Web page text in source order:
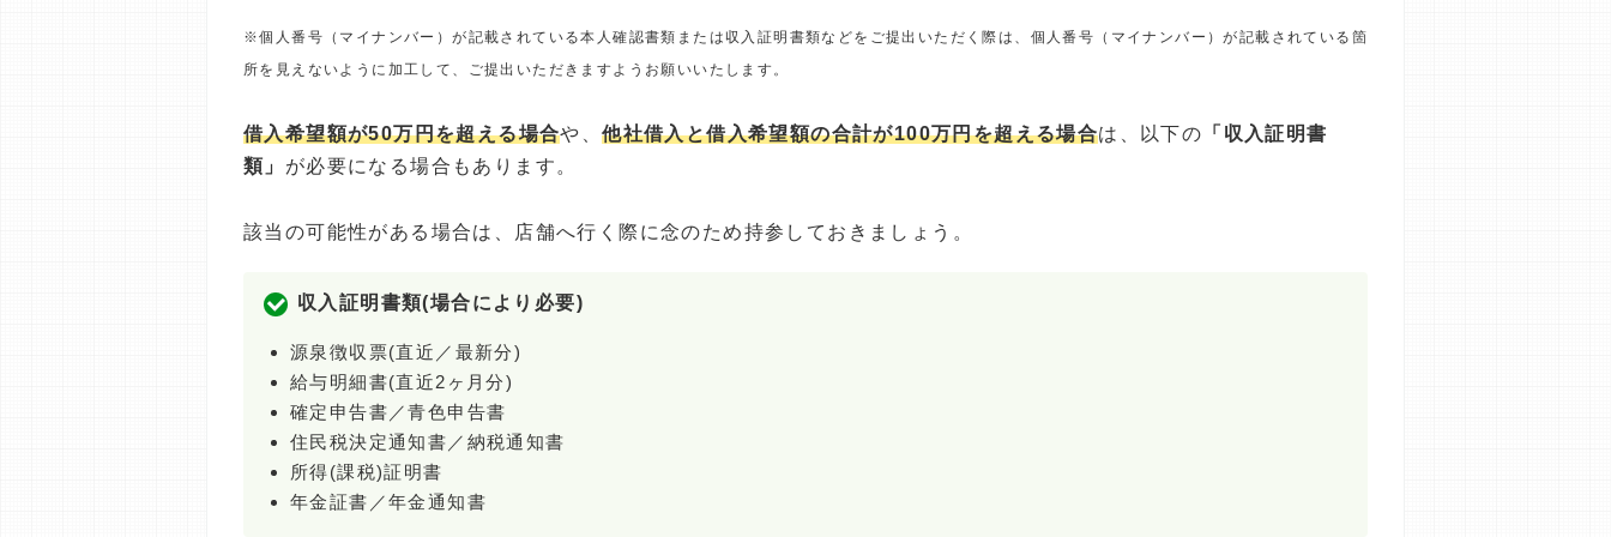
※個人番号（マイナンバー）が記載されている本人確認書類または収入証明書類などをご提出いただく際は、個人番号（マイナンバー）が記載されている箇
所を見えないように加工して、ご提出いただきますようお願いいたします。
借入希望額が50万円を超える場合や、他社借入と借入希望額の合計が100万円を超える場合は、以下の 「収入証明書
類」 が必要になる場合もあります。
該当の可能性がある場合は、店舗へ行く際に念のため持参しておきましょう。
収入証明書類(場合により必要)
源泉徴収票(直近／最新分)
給与明細書(直近2ヶ月分)
確定申告書／青色申告書
住民税決定通知書／納税通知書
所得(課税)証明書
年金証書／年金通知書